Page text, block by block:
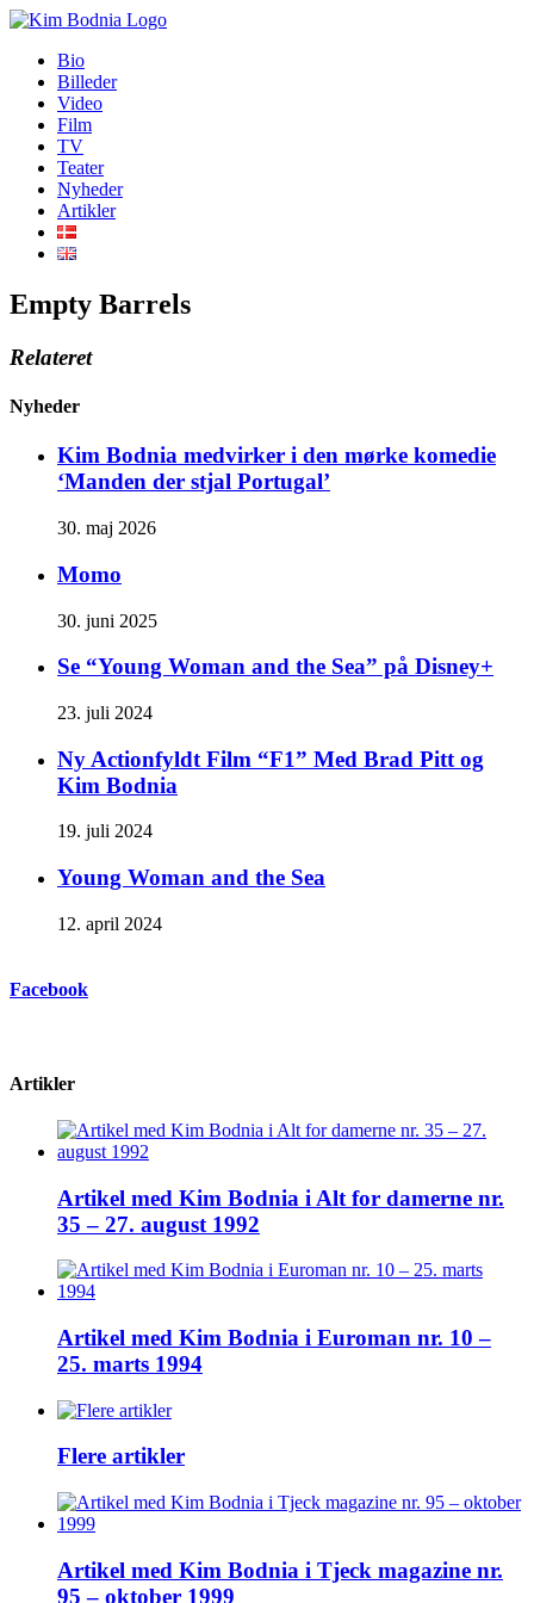
Skip
contentBio
Billeder
Video
Film
TV
Teater
Nyheder
Artikler
Empty Barrels
Relateret
Nyheder
Kim Bodnia medvirker i den mørke komedie
‘Manden der stjal Portugal’
30. maj 2026
Momo
30. juni 2025
Se “Young Woman and the Sea” på Disney+
23. juli 2024
Ny Actionfyldt Film “F1” Med Brad Pitt og
Kim Bodnia
19. juli 2024
Young Woman and the Sea
12. april 2024
Facebook
Artikler
Artikel med Kim Bodnia i Alt for damerne nr.
35 – 27. august 1992
Artikel med Kim Bodnia i Euroman nr. 10 –
25. marts 1994
Flere artikler
Artikel med Kim Bodnia i Tjeck magazine nr.
95 – oktober 1999